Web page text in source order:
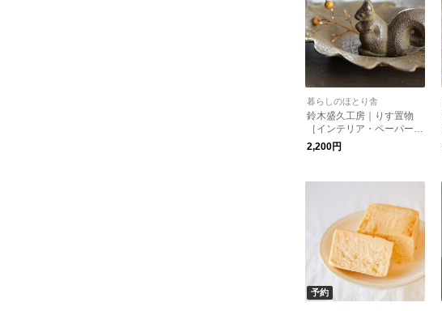
暮らしのほとり舎
鈴木盛久工房｜りす置物
［インテリア・ペーパーウ
ェイト・南部鉄器］
2,200円
予約